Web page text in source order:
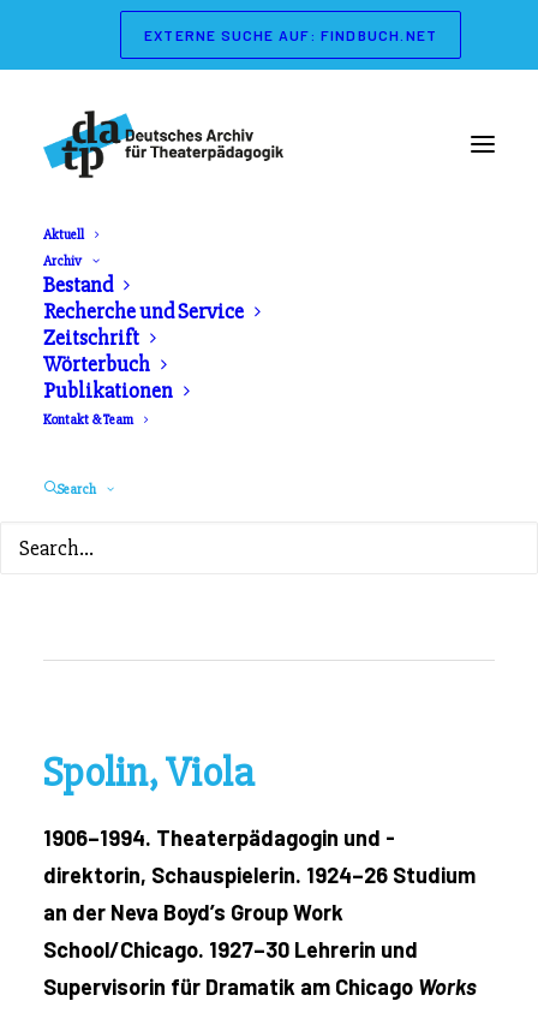
EXTERNE SUCHE AUF: FINDBUCH.NET
Aktuell
Archiv
Bestand
Recherche und Service
Zeitschrift
Wörterbuch
Publikationen
Kontakt & Team
Search
Wörterbuch der
Theaterpädagogik
Herausgeber: Gerd Koch, Marianne Streisand.
ZURÜCK ZUM INHALTSVERZEICHNIS
Spolin, Viola
1906–1994. Theaterpädagogin und -
direktorin, Schauspielerin. 1924–26 Studium
an der Neva Boyd’s Group Work
School/Chicago. 1927–30 Lehrerin und
Supervisorin für Dramatik am Chicago Works